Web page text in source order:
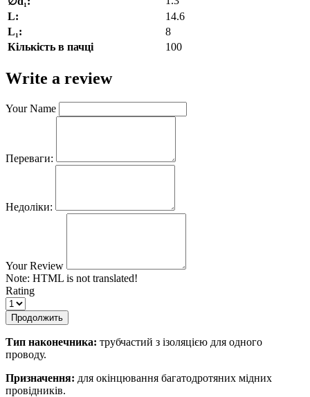
L:
14.6
L₁:
8
Кількість в пачці
100
Write a review
Your Name
Переваги:
Недоліки:
Your Review
Note: HTML is not translated!
Rating
Продолжить
Тип наконечника: трубчастий з ізоляцією для одного
проводу.
Призначення: для окінцювання багатодротяних мідних
провідників.